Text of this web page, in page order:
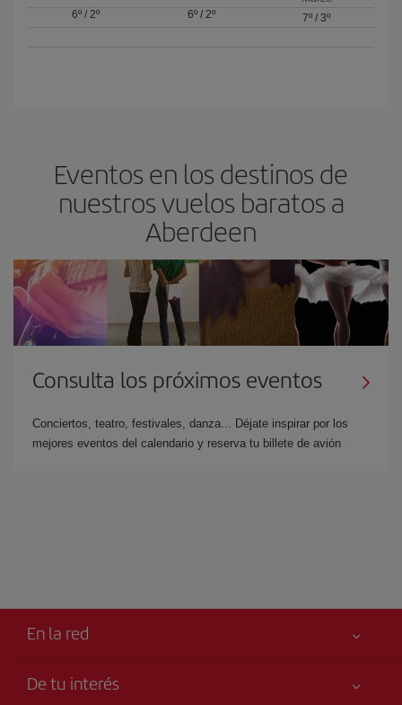
6º/ 2º
6º/ 2º
7º /3º
Eventos en los destinos de
nuestros vuelos baratos a
Aberdeen
Consulta los próximos eventos
Conciertos, teatro, festivales, danza... Déjate inspirar por los
mejores eventos del calendario y reserva tu billete de avión
En la red
De tu interés